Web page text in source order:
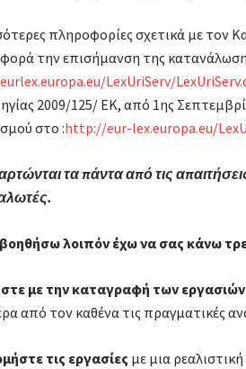
πληροφορίες σχετικά με τον
την επισήμανση της
LexUriServ/
2009/125/ ΕΚ, από 1ης
στο :http://eur-lex.europa.eu/
τα πάντα από τις
βοηθήσω λοιπόν έχω να σας κάνω
με την καταγραφή των εργασιών
από τον καθένα τις πραγματικές
τις εργασίες με μια